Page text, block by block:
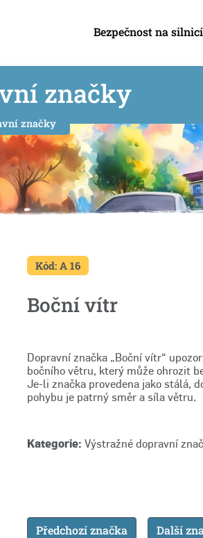
Bezpečnost na
značky
značky
Kód: A 16
Boční vítr
Dopravní značka „Boční vítr“
bočního větru, který může ohrozit
Je-li značka provedena jako stálá,
pohybu je patrný směr a síla větru.
Kategorie: Výstražné dopravní
Předchozí značka Další